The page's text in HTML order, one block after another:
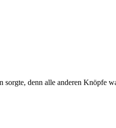
sorgte, denn alle anderen Knöpfe